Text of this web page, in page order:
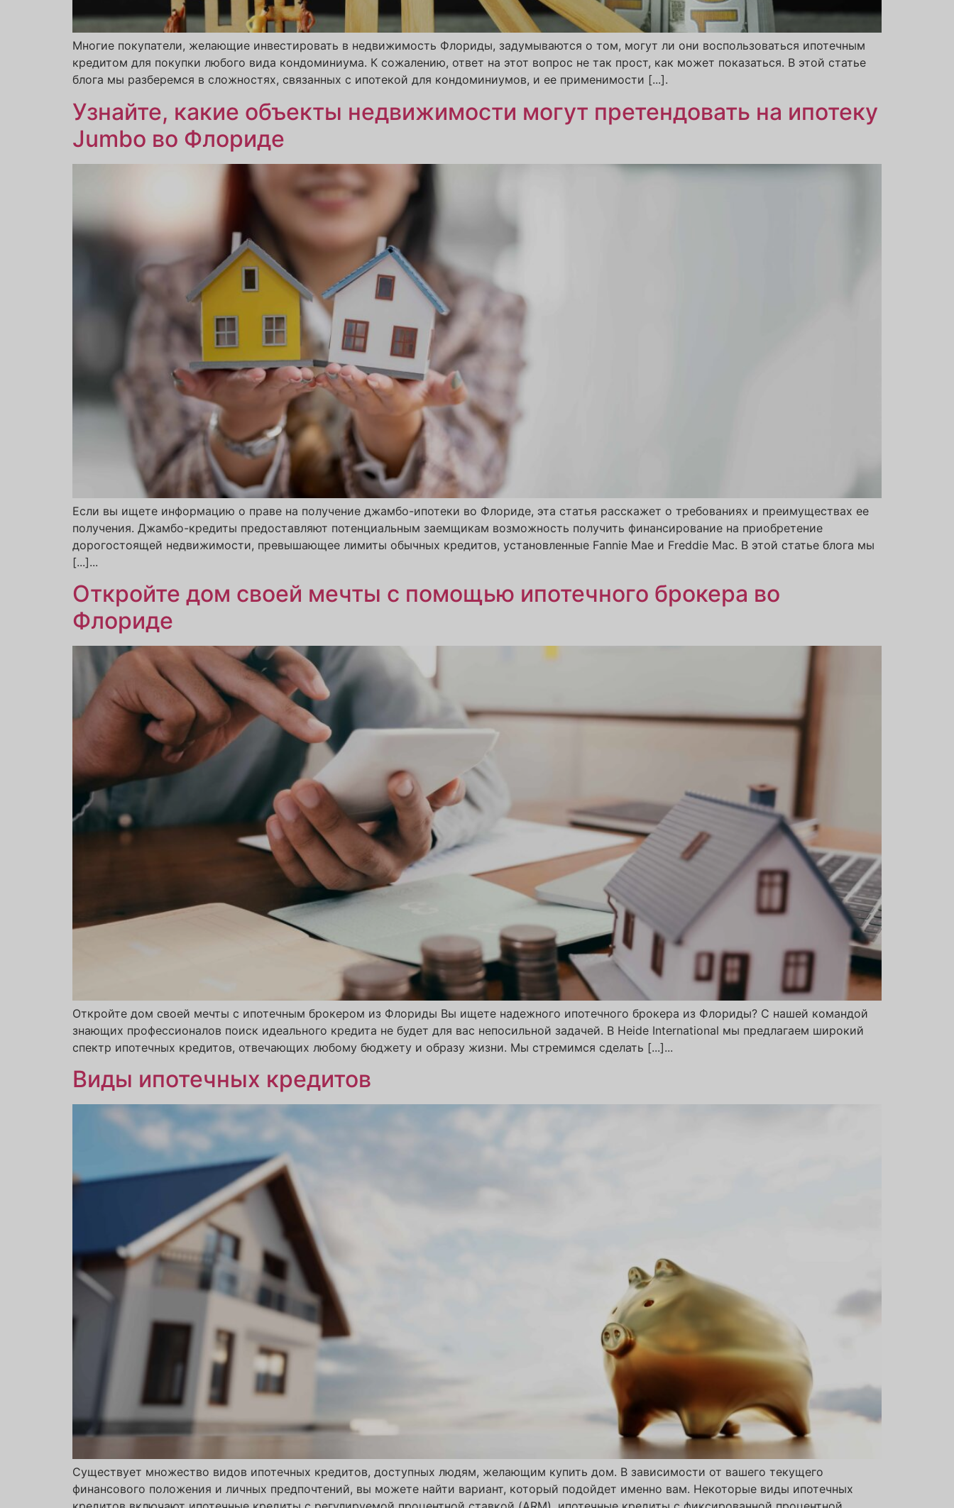
Многие покупатели, желающие инвестировать в недвижимость Флориды, задумываются о том, могут ли они воспользоваться ипотечным
кредитом для покупки любого вида кондоминиума. К сожалению, ответ на этот вопрос не так прост, как может показаться. В этой статье
блога мы разберемся в сложностях, связанных с ипотекой для кондоминиумов, и ее применимости [...].
Узнайте, какие объекты недвижимости могут претендовать на ипотеку
Jumbo во Флориде
Если вы ищете информацию о праве на получение джамбо-ипотеки во Флориде, эта статья расскажет о требованиях и преимуществах ее
получения. Джамбо-кредиты предоставляют потенциальным заемщикам возможность получить финансирование на приобретение
дорогостоящей недвижимости, превышающее лимиты обычных кредитов, установленные Fannie Mae и Freddie Mac. В этой статье блога мы
[...]...
Откройте дом своей мечты с помощью ипотечного брокера во
Флориде
Откройте дом своей мечты с ипотечным брокером из Флориды Вы ищете надежного ипотечного брокера из Флориды? С нашей командой
знающих профессионалов поиск идеального кредита не будет для вас непосильной задачей. В Heide International мы предлагаем широкий
спектр ипотечных кредитов, отвечающих любому бюджету и образу жизни. Мы стремимся сделать [...]...
Виды ипотечных кредитов
Существует множество видов ипотечных кредитов, доступных людям, желающим купить дом. В зависимости от вашего текущего
финансового положения и личных предпочтений, вы можете найти вариант, который подойдет именно вам. Некоторые виды ипотечных